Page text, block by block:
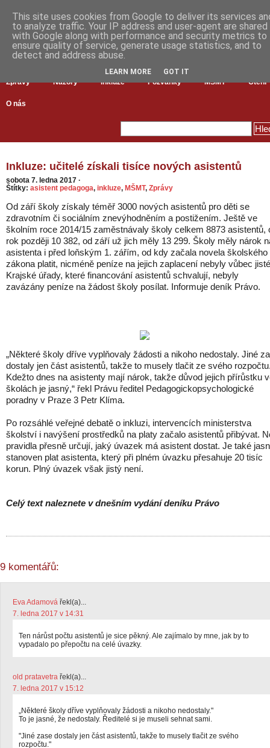
Zprávy Názory Inkluze Pozvánky MŠMT Čtení
O nás
Inkluze: učitelé získali tisíce nových asistentů
sobota 7. ledna 2017 ·
Štítky: asistent pedagoga, inkluze, MŠMT, Zprávy
Od září školy získaly téměř 3000 nových asistentů pro děti se
zdravotním či sociálním znevýhodněním a postižením. Ještě ve
školním roce 2014/15 zaměstnávaly školy celkem 8873 asistentů,
rok později 10 382, od září už jich měly 13 299. Školy měly nárok
asistenta i před loňským 1. zářím, od kdy začala novela školského
zákona platit, nicméně peníze na jejich zaplacení nebyly vůbec
Krajské úřady, které financování asistentů schvalují, nebyly
zavázány peníze na žádost školy posílat. Informuje deník Právo.
„Některé školy dříve vyplňovaly žádosti a nikoho nedostaly. Jiné
dostaly jen část asistentů, takže to musely tlačit ze svého
Kdežto dnes na asistenty mají nárok, takže důvod jejich přírůstku
školách je jasný,“ řekl Právu ředitel Pedagogickopsychologické
poradny v Praze 3 Petr Klíma.
Po rozsáhlé veřejné debatě o inkluzi, intervencích ministerstva
školství i navýšení prostředků na platy začalo asistentů přibývat.
pravidla přesně určují, jaký úvazek má asistent dostat. Je také
stanoven plat asistenta, který při plném úvazku přesahuje 20 tisíc
korun. Plný úvazek však jistý není.
Celý text naleznete v dnešním vydání deníku Právo
9 komentářů:
Eva Adamová řekl(a)...
7. ledna 2017 v 14:31
Ten nárůst počtu asistentů je sice pěkný. Ale zajímalo by mne, jak by to
vypadalo po přepočtu na celé úvazky.
old pratavetra řekl(a)...
7. ledna 2017 v 15:12
„Některé školy dříve vyplňovaly žádosti a nikoho nedostaly."
To je jasné, že nedostaly. Ředitelé si je museli sehnat sami.
"Jiné zase dostaly jen část asistentů, takže to musely tlačit ze svého
rozpočtu."
This site uses cookies from Google to deliver its services
to analyze traffic. Your IP address and user-agent are shared
with Google along with performance and security metrics to
ensure quality of service, generate usage statistics, and to
detect and address abuse.
LEARN MORE GOT IT